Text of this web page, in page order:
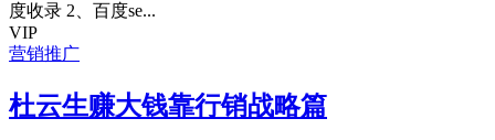
度收录 2、百度se...
VIP
营销推广
杜云生赚大钱靠行销战略篇